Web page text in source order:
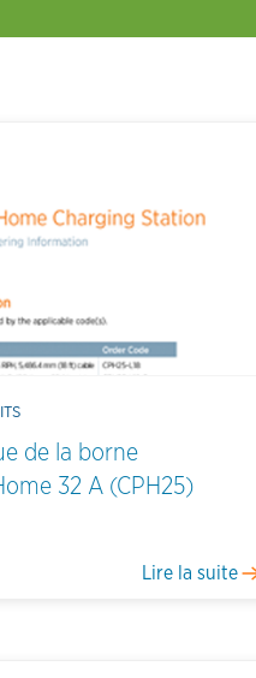
de la borne
32 A (CPH25)
Lire la suite